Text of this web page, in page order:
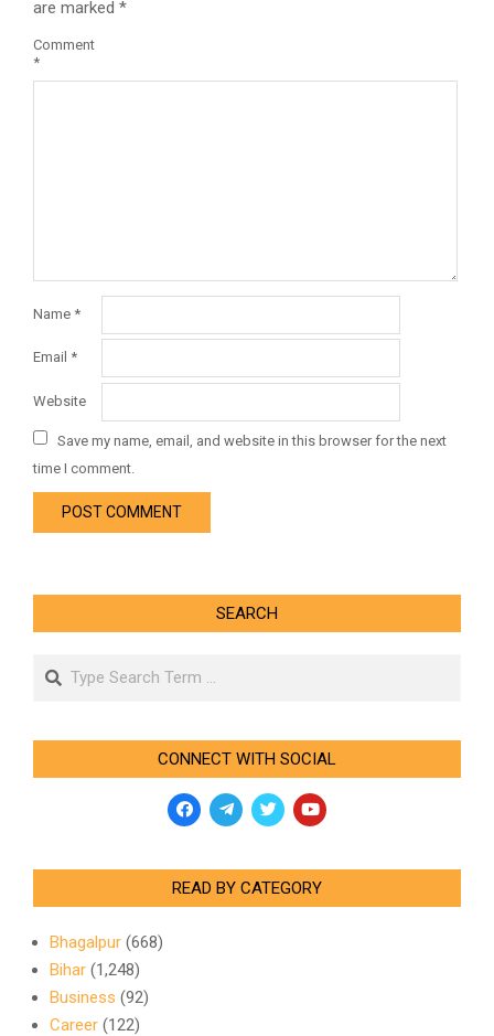
are marked *
Comment
*
Name *
Email *
Website
Save my name, email, and website in this browser for the next
time I comment.
SEARCH
Search
CONNECT WITH SOCIAL
READ BY CATEGORY
Bhagalpur (668)
Bihar (1,248)
Business (92)
Career (122)